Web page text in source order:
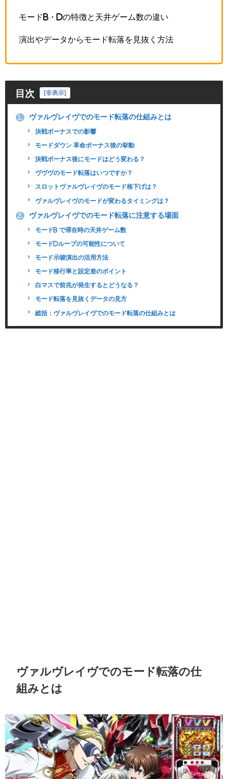
モードB・Dの特徴と天井ゲーム数の違い
演出やデータからモード転落を見抜く方法
目次 非表示
1. ヴァルヴレイヴでのモード転落の仕組みとは
決戦ボーナスでの影響
モードダウン 革命ボーナス後の挙動
決戦ボーナス後にモードはどう変わる？
ヴヴヴのモード転落はいつですか？
スロットヴァルヴレイヴのモード格下げは？
ヴァルヴレイヴのモードが変わるタイミングは？
2. ヴァルヴレイヴでのモード転落に注意する場面
モードb で滞在時の天井ゲーム数
モードdループの可能性について
モード示唆演出の活用方法
モード移行率と設定差のポイント
白マスで前兆が発生するとどうなる？
モード転落を見抜くデータの見方
総括：ヴァルヴレイヴでのモード転落の仕組みとは
ヴァルヴレイヴでのモード転落の仕
組みとは